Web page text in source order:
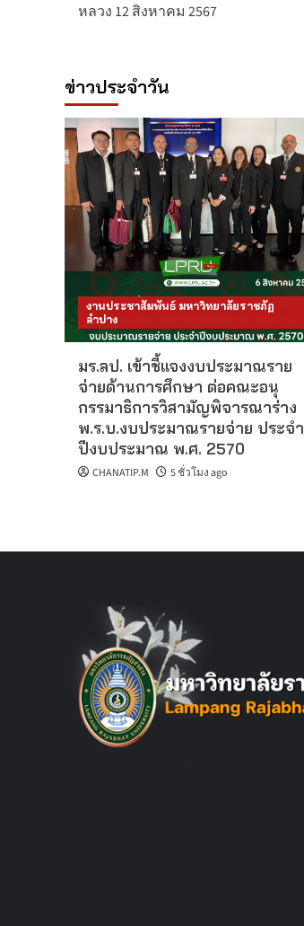
หลวง 12 สิงหาคม 2567
ข่าวประจำวัน
งานประชาสัมพันธ์ มหาวิทยาลัยราชภัฏ
ลำปาง
มร.ลป. เข้าชี้แจงงบประมาณราย
จ่ายด้านการศึกษา ต่อคณะอนุ
กรรมาธิการวิสามัญพิจารณาร่าง
พ.ร.บ.งบประมาณรายจ่าย ประจำ
ปีงบประมาณ พ.ศ. 2570
CHANATIP.M 5 ชั่วโมง ago